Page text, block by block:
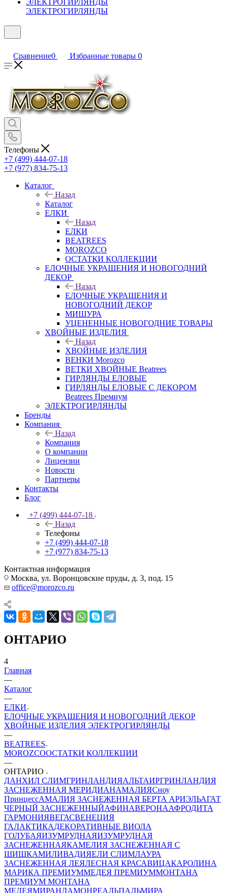
ЭЛЕКТРОГИРЛЯНДЫ
Сравнение0 Избранные товары 0
Телефоны
+7 (499) 444-07-18
+7 (977) 834-75-13
Каталог
Назад
Каталог
ЕЛКИ
Назад
ЕЛКИ
BEATREES
MOROZCO
ОСТАТКИ КОЛЛЕКЦИИ
ЕЛОЧНЫЕ УКРАШЕНИЯ И НОВОГОДНИЙ
ДЕКОР
Назад
ЕЛОЧНЫЕ УКРАШЕНИЯ И
НОВОГОДНИЙ ДЕКОР
МИШУРА
УЦЕНЕННЫЕ НОВОГОДНИЕ ТОВАРЫ
ХВОЙНЫЕ ИЗДЕЛИЯ
Назад
ХВОЙНЫЕ ИЗДЕЛИЯ
ВЕНКИ Morozco
ВЕТКИ ХВОЙНЫЕ Beatrees
ГИРЛЯНДЫ ЕЛОВЫЕ
ГИРЛЯНДЫ ЕЛОВЫЕ С ДЕКОРОМ
Beatrees Премиум
ЭЛЕКТРОГИРЛЯНДЫ
Бренды
Компания
Назад
Компания
О компании
Лицензии
Новости
Партнеры
Контакты
Блог
+7 (499) 444-07-18
Назад
Телефоны
+7 (499) 444-07-18
+7 (977) 834-75-13
Контактная информация
Москва, ул. Воронцовские пруды, д. 3, под. 15
office@morozco.ru
ОНТАРИО
4
Главная
—
Каталог
—
ЕЛКИ
ЕЛОЧНЫЕ УКРАШЕНИЯ И НОВОГОДНИЙ ДЕКОР
ХВОЙНЫЕ ИЗДЕЛИЯ ЭЛЕКТРОГИРЛЯНДЫ
—
BEATREES
MOROZCOОСТАТКИ КОЛЛЕКЦИИ
—
ОНТАРИО
ДАНХИЛ СЛИМГРИНЛАНДИЯАЛЬТАИРГРИНЛАНДИЯ
ЗАСНЕЖЕННАЯ МЕРИДИАНАМАЛИЯСноу
ПринцессАМАЛИЯ ЗАСНЕЖЕННАЯ БЕРТА АРИЭЛЬАГАТ
ЧЕРНЫЙ ЗАСНЕЖЕННЫЙАФИНАВЕРОНААФРОДИТА
ГАРМОНИЯВЕГАСВЕНЕЦИЯ
ГАЛАКТИКАДЕКОРАТИВНЫЕ ВИОЛА
ГОЛУБАЯИЗУМРУДНАЯИЗУМРУДНАЯ
ЗАСНЕЖЕННАЯКАМЕЛИЯ ЗАСНЕЖЕННАЯ С
ШИШКАМИЛИВАДИЯЕЛИ СЛИМЛАУРА
ЗАСНЕЖЕННАЯ ЛЕЯЛЕСНАЯ КРАСАВИЦАКАРОЛИНА
МАРИКА ПРЕМИУММЕДЕЯ ПРЕМИУММОНТАНА
ПРЕМИУМ МОНТАНА
МЕДЕЯМИРАНДАМОНРЕАЛЬПАЛЬМИРА